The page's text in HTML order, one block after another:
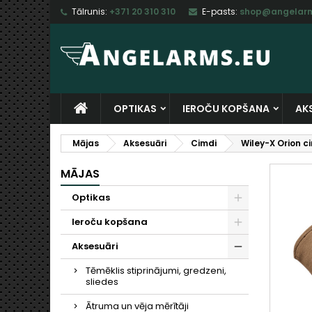
Tālrunis: +371 20 310 310 E-pasts:
OPTIKAS IEROČU KOPŠANA
Mājas Aksesuāri Cimdi Wiley-X Orion
MĀJAS
Optikas
Ieroču kopšana
Aksesuāri
Tēmēklis stiprinājumi, gredzeni,
sliedes
Ātruma un vēja mērītāji